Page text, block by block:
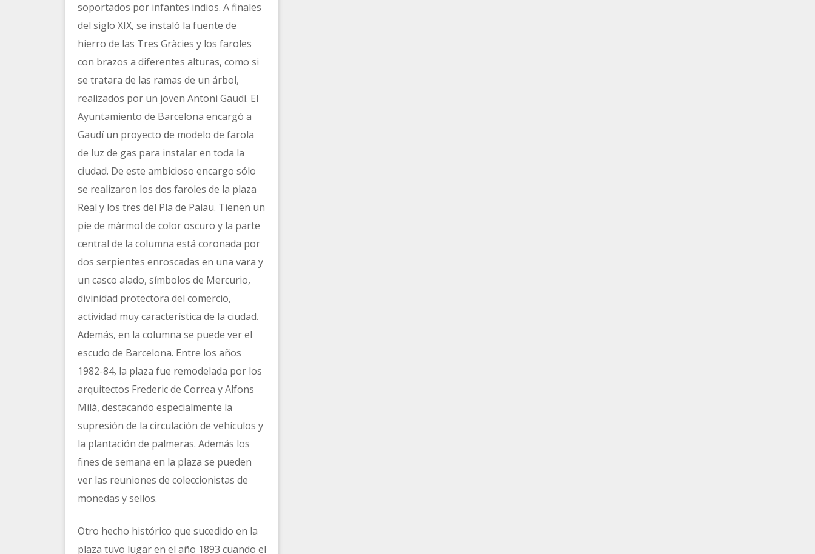
soportados por infantes indios. A finales
del siglo XIX, se instaló la fuente de
hierro de las Tres Gràcies y los faroles
con brazos a diferentes alturas, como si
se tratara de las ramas de un árbol,
realizados por un joven Antoni Gaudí. El
Ayuntamiento de Barcelona encargó a
Gaudí un proyecto de modelo de farola
de luz de gas para instalar en toda la
ciudad. De este ambicioso encargo sólo
se realizaron los dos faroles de la plaza
Real y los tres del Pla de Palau. Tienen un
pie de mármol de color oscuro y la parte
central de la columna está coronada por
dos serpientes enroscadas en una vara y
un casco alado, símbolos de Mercurio,
divinidad protectora del comercio,
actividad muy característica de la ciudad.
Además, en la columna se puede ver el
escudo de Barcelona. Entre los años
1982-84, la plaza fue remodelada por los
arquitectos Frederic de Correa y Alfons
Milà, destacando especialmente la
supresión de la circulación de vehículos y
la plantación de palmeras. Además los
fines de semana en la plaza se pueden
ver las reuniones de coleccionistas de
monedas y sellos.
Otro hecho histórico que sucedido en la
plaza tuvo lugar en el año 1893 cuando el